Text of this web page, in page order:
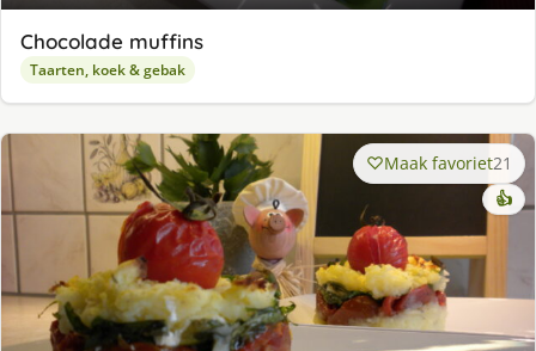
Chocolade muffins
Taarten, koek & gebak
Maak favoriet21
👍